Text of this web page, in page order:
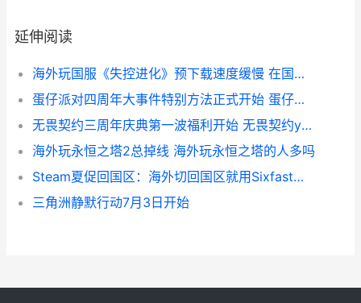
延伸阅读
海外玩国服《失控进化》预下载速度缓慢 在国外玩国服游戏会卡吗
蛋仔派对四周年大事件特别方法正式开始 蛋仔派对四周年有什么福利
无畏契约三周年庆典第一波福利开始 无畏契约yoru
海外玩永恒之塔2总掉线 海外玩永恒之塔的人多吗
Steam夏促回国区：海外切回国区就用Sixfast加速器 内附兑换码k68 steam夏促有什么优惠
三角洲静默行动7月3日开始